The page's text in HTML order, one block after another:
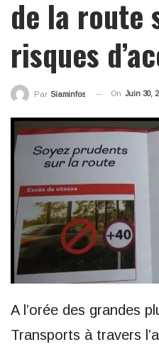
de la route
risques
Par Siaminfos On Juin 30,
A l’orée des grandes
Transports à travers